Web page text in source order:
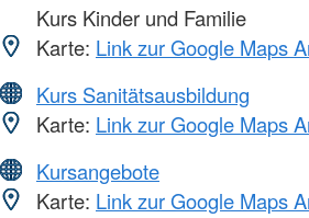
Kurs Kinder und Familie
Karte: Link zur Google Maps
Kurs Sanitätsausbildung
Karte: Link zur Google Maps
Kursangebote
Karte: Link zur Google Maps